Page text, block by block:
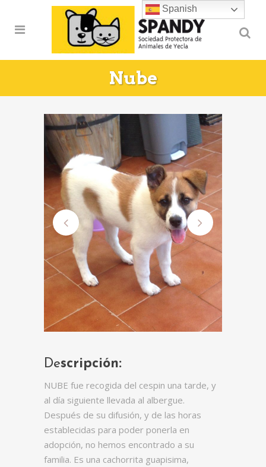
Nube
Descripción:
NUBE fue recogida del cespin una tarde, y
al día siguiente llevada al albergue.
Después de su difusión, y de las horas
establecidas para poder ponerla en
adopción, no hemos encontrado a su
familia. Es una cachorrita guapisima,
Spanish